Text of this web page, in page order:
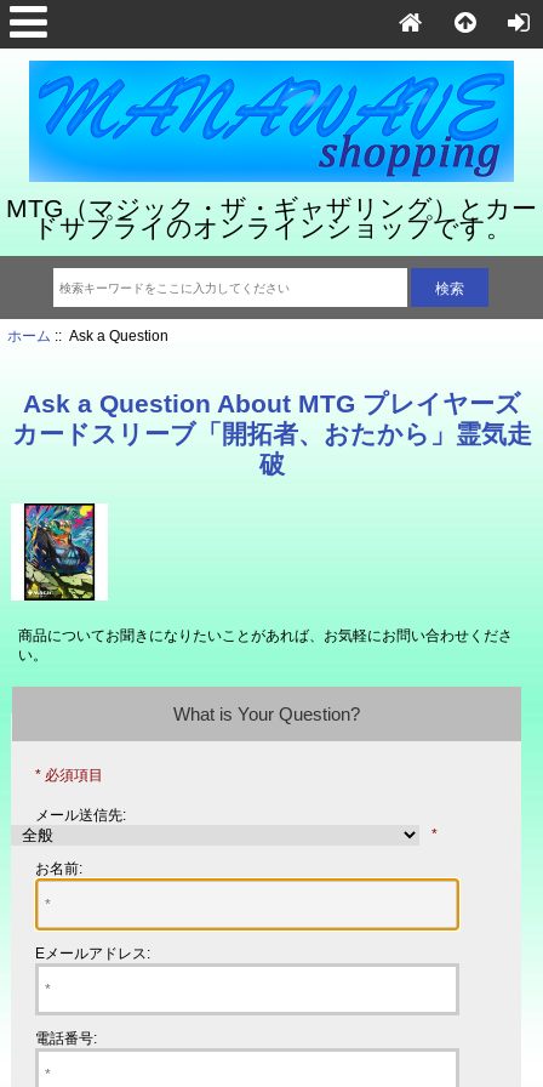
MTG（マジック・ザ・ギャザリング）とカー
ドサプライのオンラインショップです。
ホーム :: Ask a Question
Ask a Question About MTG プレイヤーズ
カードスリーブ「開拓者、おたから」霊気走
破
商品についてお聞きになりたいことがあれば、お気軽にお問い合わせくださ
い。
What is Your Question?
* 必須項目
メール送信先:
*
お名前:
Eメールアドレス:
電話番号: